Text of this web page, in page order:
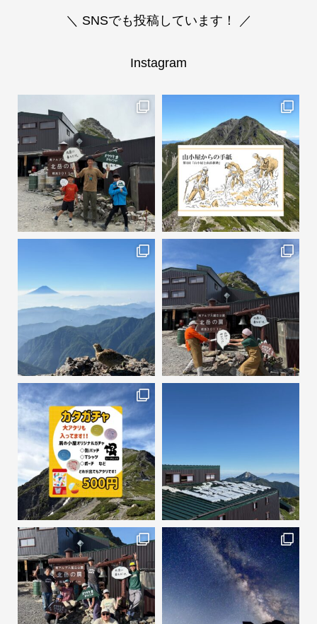
＼ SNSでも投稿しています！ ／
Instagram